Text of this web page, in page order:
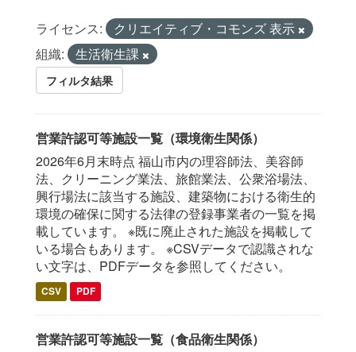
ライセンス:
クリエイティブ・コモンズ 表示
組織:
生活衛生課
フィルタ結果
営業許認可等施設一覧（環境衛生関係）
2026年6月末時点 福山市内の理容師法、美容師
法、クリーニング業法、旅館業法、公衆浴場法、
興行場法に該当する施設、建築物における衛生的
環境の確保に関する法律の登録事業者の一覧を掲
載しています。 ※既に廃止された施設を掲載して
いる場合もあります。 ※CSVデータで認識されな
い文字は、PDFデータを参照してください。
CSV PDF
営業許認可等施設一覧（食品衛生関係）